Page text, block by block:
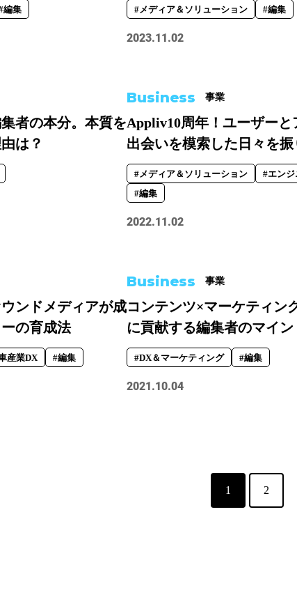
編集 #メディア＆ソリューション #編集
2023.11.02
者の本分。本質を
は？
Business 事業
Appliv10周年！ユーザーと
出会いを模索した日々を振
#メディア＆ソリューション #エンジ
#編集
2022.11.02
ンドメディアが成
の育成法
産業DX #編集
Business 事業
コンテンツ×マーケティン
に貢献する編集者のマイン
#DX＆マーケティング #編集
2021.10.04
1 2